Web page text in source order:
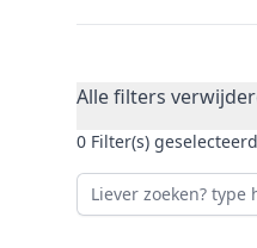
Filters
Alle filters
0 Filter(s) geselecteerd